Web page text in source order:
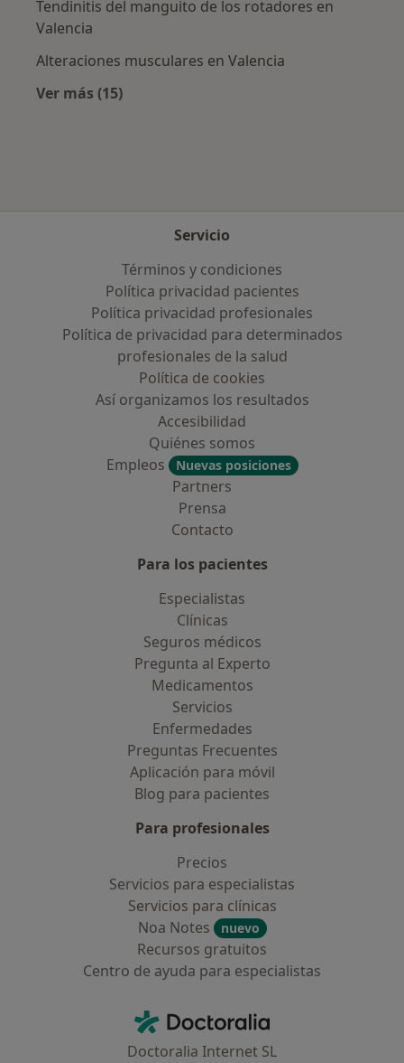
Tendinitis del manguito de los rotadores en
Valencia
Alteraciones musculares en Valencia
Ver más (15)
Servicio
Términos y condiciones
Política privacidad pacientes
Política privacidad profesionales
Política de privacidad para determinados
profesionales de la salud
Política de cookies
Así organizamos los resultados
Accesibilidad
Quiénes somos
Empleos
Nuevas posiciones
Partners
Prensa
Contacto
Para los pacientes
Especialistas
Clínicas
Seguros médicos
Pregunta al Experto
Medicamentos
Servicios
Enfermedades
Preguntas Frecuentes
Aplicación para móvil
Blog para pacientes
Para profesionales
Precios
Servicios para especialistas
Servicios para clínicas
Noa Notes
nuevo
Recursos gratuitos
Centro de ayuda para especialistas
Doctoralia - Página de inicio
Doctoralia Internet SL